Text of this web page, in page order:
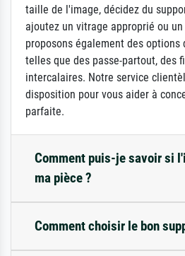
taille de l'image, décidez du
ajoutez un vitrage approprié ou
proposons également des options
telles que des passe-partout, des
intercalaires. Notre service
disposition pour vous aider à
parfaite.
Comment puis-je savoir si
ma pièce ?
Comment choisir le bon